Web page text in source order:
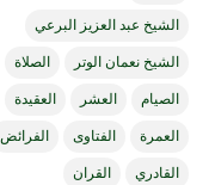
الشيخ عبد العزيز البرعي
الشيخ نعمان الوتر الصلاة
الصيام العشر العقيدة
العمرة الفتاوى الفرائض
القادري القران